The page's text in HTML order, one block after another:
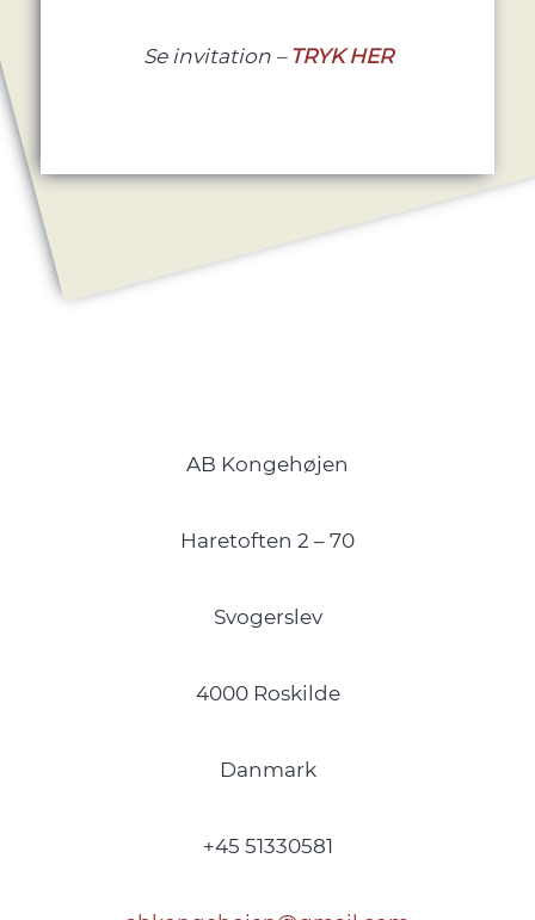
Se invitation – TRYK HER
AB Kongehøjen
Haretoften 2 – 70
Svogerslev
4000 Roskilde
Danmark
+45 51330581